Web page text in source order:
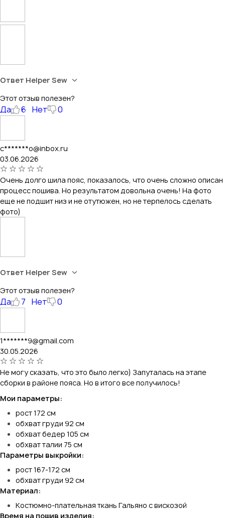
Ответ Helper Sew
Этот отзыв полезен?
Да 6 Нет 0
c*******o@inbox.ru
03.06.2026
Очень долго шила пояс, показалось, что очень сложно описан
процесс пошива. Но результатом довольна очень! На фото
еще не подшит низ и не отутюжен, но не терпелось сделать
фото)
Ответ Helper Sew
Этот отзыв полезен?
Да 7 Нет 0
1*******9@gmail.com
30.05.2026
Не могу сказать, что это было легко) Запуталась на этапе
сборки в районе пояса. Но в итого все получилось!
Мои параметры:
рост 172 см
обхват груди 92 см
обхват бедер 105 см
обхват талии 75 см
Параметры выкройки:
рост 167-172 см
обхват груди 92 см
Материал:
Костюмно-плательная ткань Гальяно с вискозой
Время на пошив изделия: